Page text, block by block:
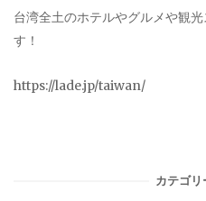
台湾全土のホテルやグルメや観
す！
https://lade.jp/taiwan/
カテゴリ